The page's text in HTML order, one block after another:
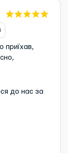
приїхав,
до нас за